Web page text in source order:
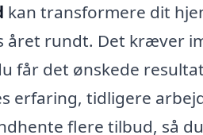
kan transformere dit
året rundt. Det kræver
får det ønskede
erfaring, tidligere
flere tilbud, så